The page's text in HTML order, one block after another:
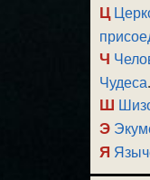
Ц
Ч
Чудеса.
Ш
Э
Я